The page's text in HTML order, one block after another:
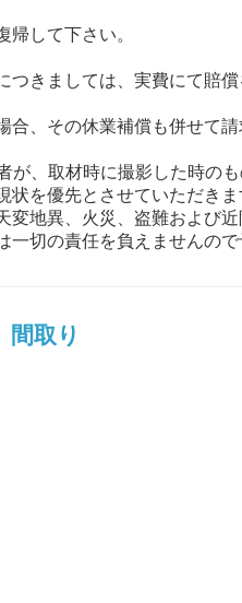
して下さい。
きましては、実費にて賠償
、その休業補償も併せて請
、取材時に撮影した時のも
を優先とさせていただきま
地異、火災、盗難および
切の責任を負えませんので
間取り